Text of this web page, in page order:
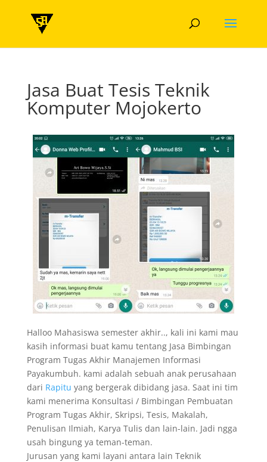
Jasa Buat Tesis Teknik
Komputer Mojokerto
Halloo Mahasiswa semester akhir.., kali ini kami mau
kasih informasi buat kamu tentang Jasa Bimbingan
Program Tugas Akhir Manajemen Informasi
Payakumbuh. kami adalah sebuah anak perusahaan
dari Rapitu yang bergerak dibidang jasa. Saat ini tim
kami menerima Konsultasi / Bimbingan Pembuatan
Program Tugas Akhir, Skripsi, Tesis, Makalah,
Penulisan Ilmiah, Karya Tulis dan lain-lain. Jadi ngga
usah bingung ya teman-teman.
Jurusan yang kami layani antara lain Teknik